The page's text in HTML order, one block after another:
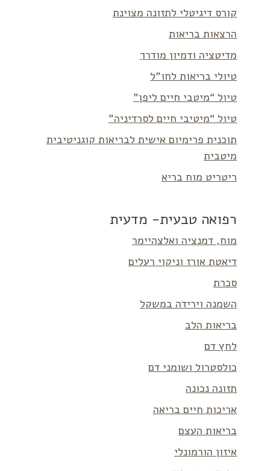
קורס דיגיטלי לתזונה מצוינת
הרצאות בריאות
מדיטציה ודמיון מודרך
טיולי בריאות לחו”ל
טיול “מיטבי חיים ליפן”
טיול “מיטיבי חיים לסרדיניה”
תוכנית פרימיום אישית לבריאות קוגניטיבית
מיטבית
ריטריט מוח בריא
רפואה טבעית- מדעית
מוח, דמנציה ואלצהיימר
דיאטת אורז וניקוי רעלים
סכרת
השמנה וירידה במשקל
בריאות הלב
לחץ דם
כולסטרול ושומני דם
תזונה נכונה
אריכות חיים בריאה
בריאות העצם
איזון הורמונלי